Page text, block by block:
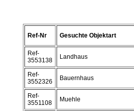
Ref-Nr Gesuchte Objektart
Ref-
3553138
Landhaus
Ref-
3552326
Bauernhaus
Ref-
3551108
Muehle